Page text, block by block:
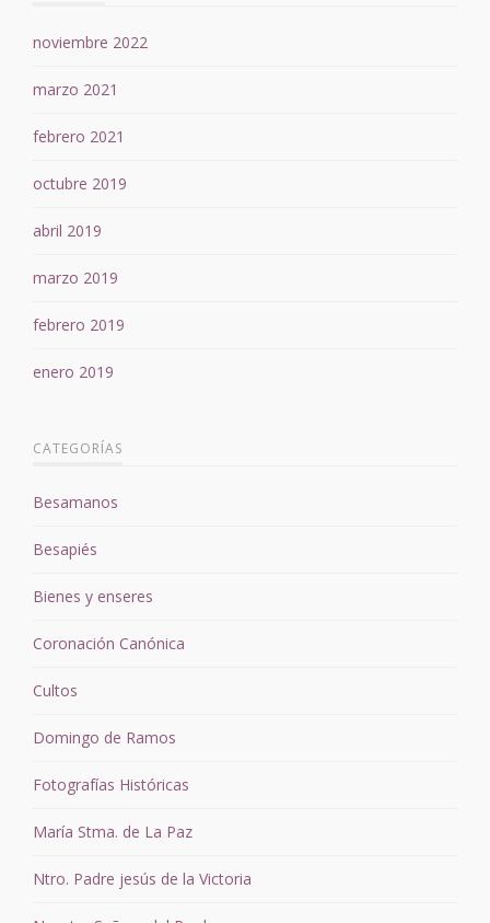
noviembre 2022
marzo 2021
febrero 2021
octubre 2019
abril 2019
marzo 2019
febrero 2019
enero 2019
CATEGORÍAS
Besamanos
Besapiés
Bienes y enseres
Coronación Canónica
Cultos
Domingo de Ramos
Fotografías Históricas
María Stma. de La Paz
Ntro. Padre jesús de la Victoria